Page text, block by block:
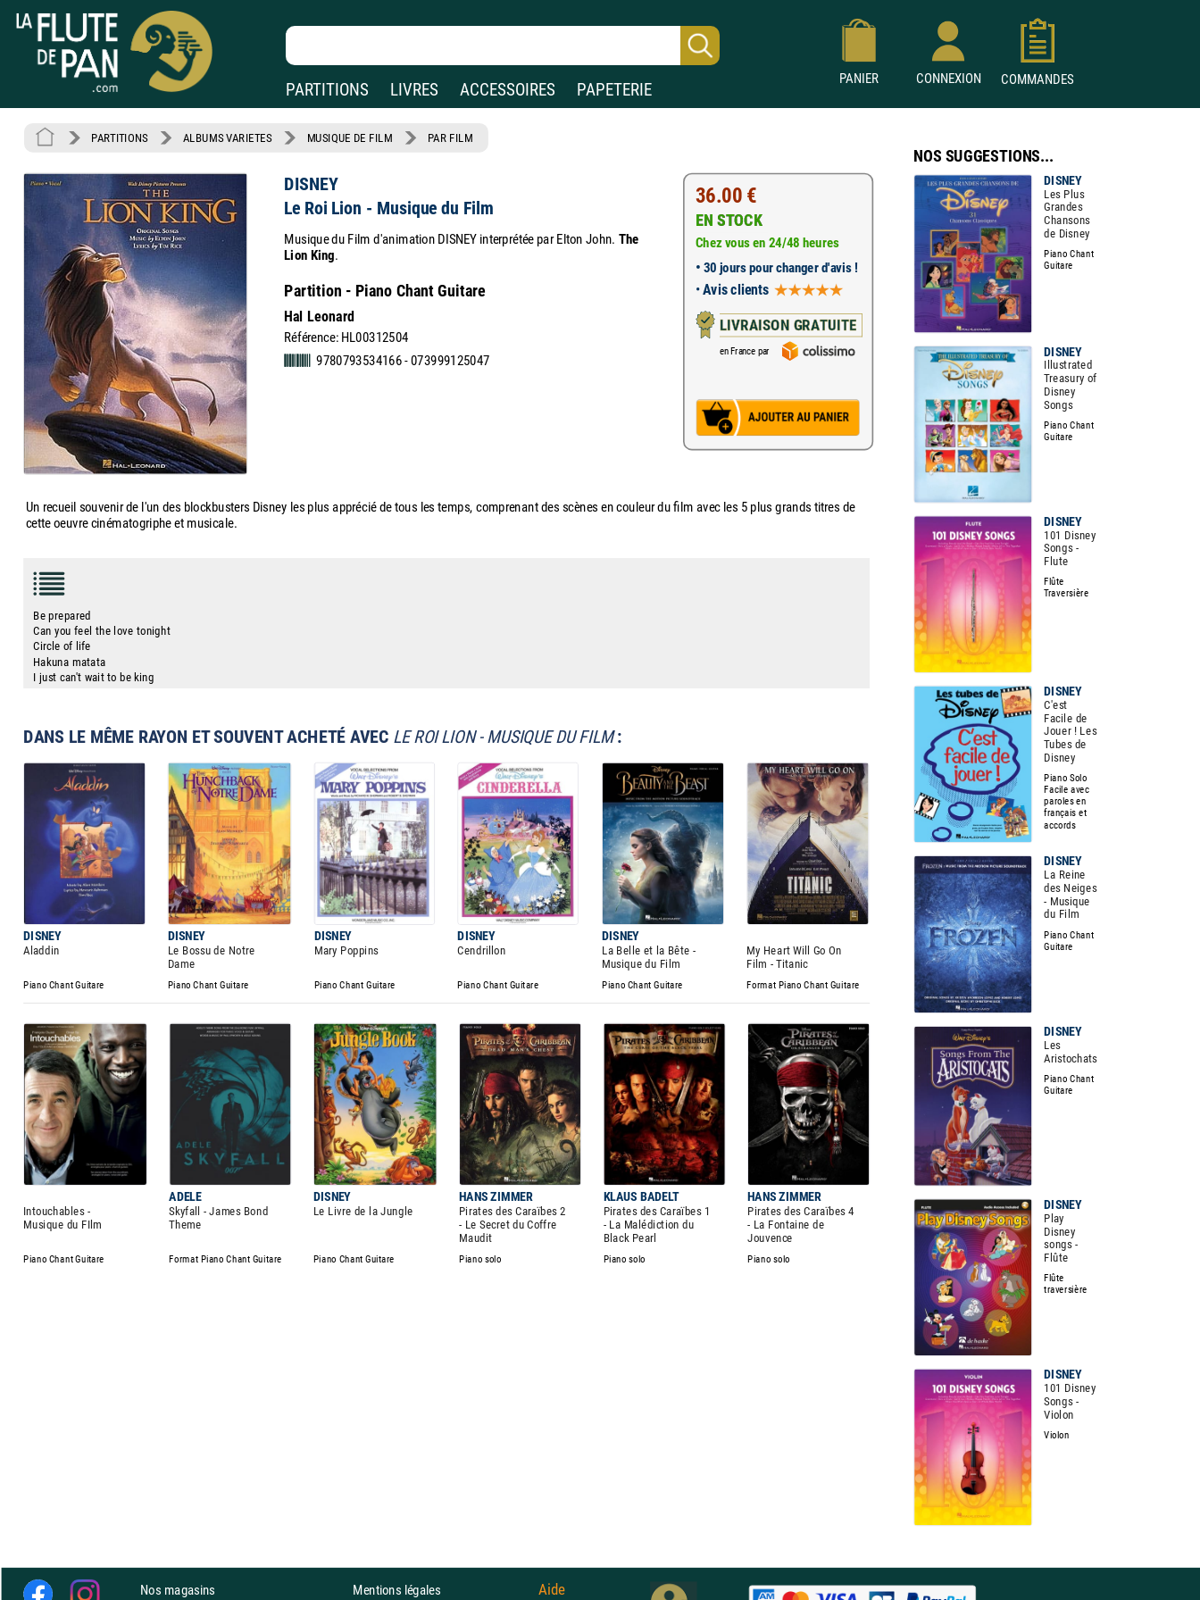
PARTITIONS LIVRES ACCESSOIRES PAPETERIE
PANIER CONNEXION COMMANDES
PARTITIONS ALBUMS VARIETES MUSIQUE DE FILM PAR FILM
DISNEY
Le Roi Lion - Musique du Film
Musique du Film d'animation DISNEY interprétée par Elton John. The
Lion King.
Partition - Piano Chant Guitare
Hal Leonard
Référence: HL00312504
9780793534166 - 073999125047
36.00 €
EN STOCK
Chez vous en 24/48 heures
• 30 jours pour changer d'avis !
•Avis clients
LIVRAISON GRATUITE
en France par
Un recueil souvenir de l'un des blockbusters Disney les plus apprécié de tous les temps, comprenant des scènes en couleur du film avec les 5 plus grands titres de
cette oeuvre cinématogriphe et musicale.
Be prepared
Can you feel the love tonight
Circle of life
Hakuna matata
I just can't wait to be king
DANS LE MÊME RAYON ET SOUVENT ACHETÉ AVEC LE ROI LION - MUSIQUE DU FILM:
DISNEY DISNEY DISNEY DISNEY DISNEY
Aladdin
Le Bossu de Notre
Dame
Mary Poppins Cendrillon
La Belle et la Bête -
Musique du Film
My Heart Will Go On
Film - Titanic
Piano Chant Guitare Piano Chant Guitare Piano Chant Guitare Piano Chant Guitare Piano Chant Guitare Format Piano Chant Guitare
ADELE DISNEY HANS ZIMMER KLAUS BADELT HANS ZIMMER
Intouchables -
Musique du FIlm
Skyfall - James Bond
Theme
Le Livre de la Jungle
Pirates des Caraïbes 2
- Le Secret du Coffre
Maudit
Pirates des Caraïbes 1
- La Malédiction du
Black Pearl
Pirates des Caraïbes 4
- La Fontaine de
Jouvence
Piano Chant Guitare Format Piano Chant Guitare Piano Chant Guitare Piano solo Piano solo Piano solo
NOS SUGGESTIONS...
DISNEY
Les Plus
Grandes
Chansons
de Disney
Piano Chant
Guitare
DISNEY
Illustrated
Treasury of
Disney
Songs
Piano Chant
Guitare
DISNEY
101 Disney
Songs -
Flute
Flûte
Traversière
DISNEY
C'est
Facile de
Jouer ! Les
Tubes de
Disney
Piano Solo
Facile avec
paroles en
français et
accords
DISNEY
La Reine
des Neiges
- Musique
du Film
Piano Chant
Guitare
DISNEY
Les
Aristochats
Piano Chant
Guitare
DISNEY
Play
Disney
songs -
Flûte
Flûte
traversière
DISNEY
101 Disney
Songs -
Violon
Violon
Nos magasins Mentions légales Aide